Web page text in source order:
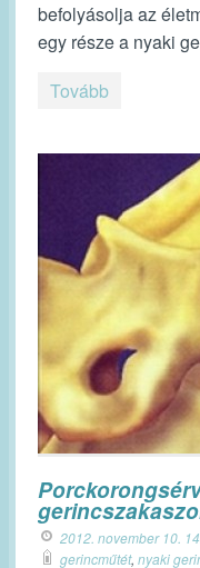
befolyásolja az
egy része a nyaki
Tovább
2012. november 10.
gerincműtét, nyaki